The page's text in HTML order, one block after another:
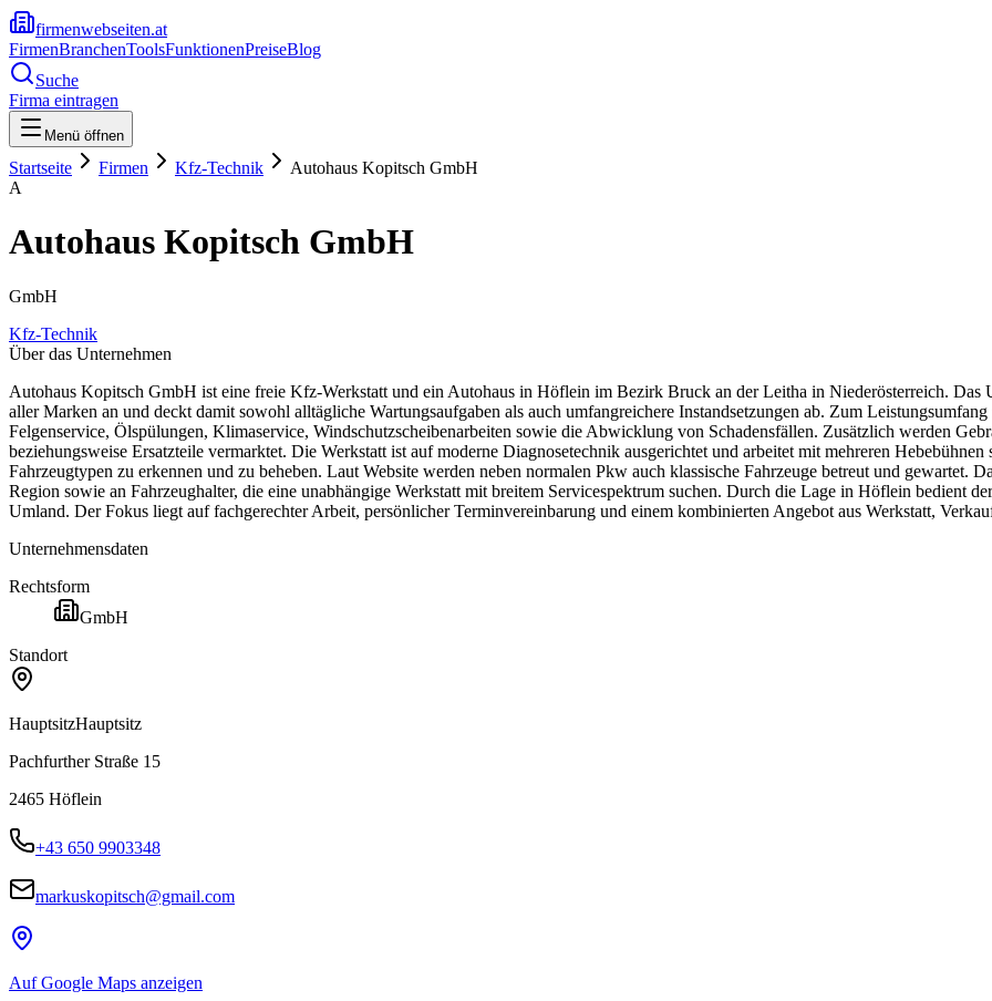
firmenwebseiten.at
FirmenBranchenToolsFunktionenPreiseBlog
Suche
Firma eintragen
Menü öffnen
Startseite Firmen Kfz-Technik
Autohaus Kopitsch GmbH
A
Autohaus Kopitsch GmbH
GmbH
Kfz-Technik
Über das Unternehmen
Autohaus Kopitsch GmbH ist eine freie Kfz-Werkstatt und ein Autohaus in Höflein im Bezirk Bruck an der Leitha in Niederösterreich. Das
aller Marken an und deckt damit sowohl alltägliche Wartungsaufgaben als auch umfangreichere Instandsetzungen ab. Zum
Felgenservice, Ölspülungen, Klimaservice, Windschutzscheibenarbeiten sowie die Abwicklung von Schadensfällen. Zusätzlich werden
beziehungsweise Ersatzteile vermarktet. Die Werkstatt ist auf moderne Diagnosetechnik ausgerichtet und arbeitet mit mehreren
Fahrzeugtypen zu erkennen und zu beheben. Laut Website werden neben normalen Pkw auch klassische Fahrzeuge betreut und gewartet.
Region sowie an Fahrzeughalter, die eine unabhängige Werkstatt mit breitem Servicespektrum suchen. Durch die Lage in Höflein bedient
Umland. Der Fokus liegt auf fachgerechter Arbeit, persönlicher Terminvereinbarung und einem kombinierten Angebot aus Werkstatt,
Unternehmensdaten
Rechtsform
GmbH
Standort
HauptsitzHauptsitz
Pachfurther Straße 15
2465 Höflein
+43 650 9903348
markuskopitsch@gmail.com
Auf Google Maps anzeigen